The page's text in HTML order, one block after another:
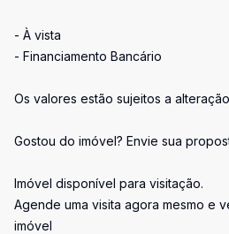
- À vista
- Financiamento Bancário
Os valores estão sujeitos a
Gostou do imóvel? Envie sua
Imóvel disponível para visitação.
Agende uma visita agora mesmo e
imóvel